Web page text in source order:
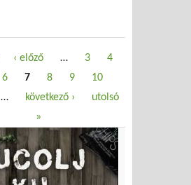
‹ előző … 3
4
6 7 8 9
10
… következő ›
utolsó
»